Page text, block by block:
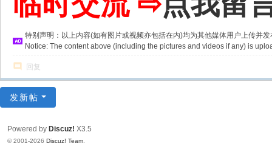
特别声明：以上内容(如有图片或视频亦包括在内)均为其他媒体用户上传并
Notice: The content above (including the pictures and videos if any) is
回复
发新帖
Powered by Discuz! X3.5
© 2001-2026 Discuz! Team